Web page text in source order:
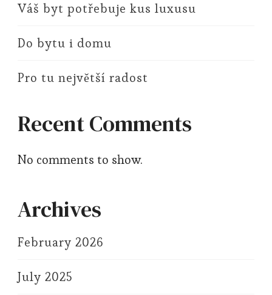
Váš byt potřebuje kus luxusu
Do bytu i domu
Pro tu největší radost
Recent Comments
No comments to show.
Archives
February 2026
July 2025